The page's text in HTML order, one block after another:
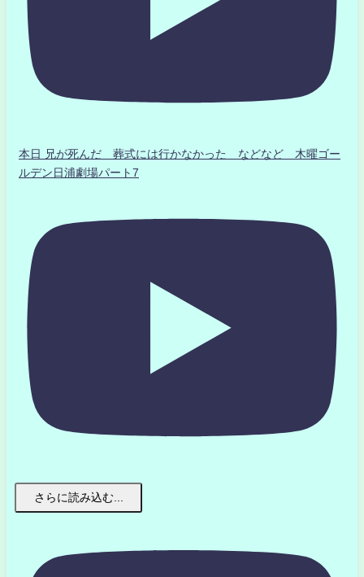
本日 兄が死んだ 葬式には行かなかった などなど 木曜ゴー
ルデン日浦劇場パート7
さらに読み込む...